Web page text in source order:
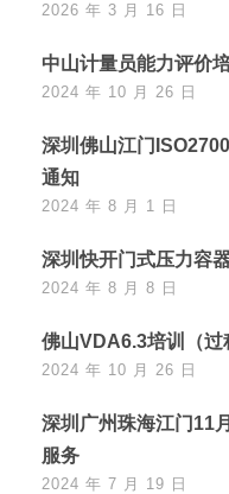
2026 年 3 月 16 日
中山计量员能力评价
2024 年 10 月 26 日
深圳佛山江门
通知
2024 年 8 月 1 日
深圳快开门式压力容
2024 年 8 月 8 日
佛山VDA6.3培训（
2024 年 10 月 26 日
深圳广州珠海江门11
服务
2024 年 7 月 19 日